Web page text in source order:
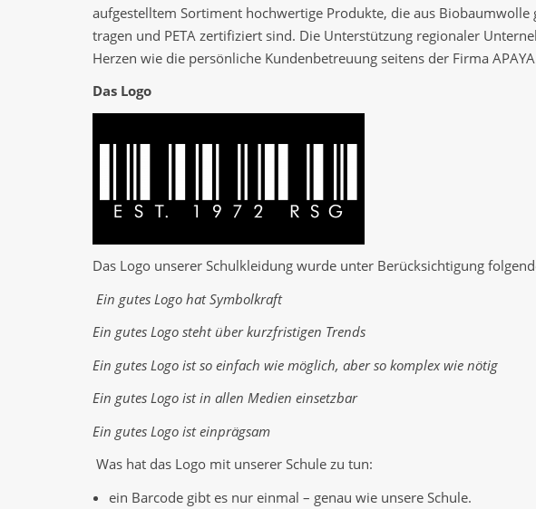
aufgestelltem Sortiment hochwertige Produkte, die aus Biobaumwolle
tragen und PETA zertifiziert sind. Die Unterstützung regionaler
Herzen wie die persönliche Kundenbetreuung seitens der Firma
Das Logo
Das Logo unserer Schulkleidung wurde unter Berücksichtigung
Ein gutes Logo hat Symbolkraft
Ein gutes Logo steht über kurzfristigen Trends
Ein gutes Logo ist so einfach wie möglich, aber so komplex wie nötig
Ein gutes Logo ist in allen Medien einsetzbar
Ein gutes Logo ist einprägsam
Was hat das Logo mit unserer Schule zu tun:
ein Barcode gibt es nur einmal – genau wie unsere Schule.